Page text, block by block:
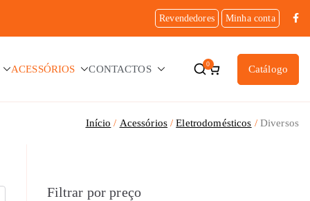
Revendedores Minha conta
ACESSÓRIOS CONTACTOS 0 Catálogo
Início Acessórios Eletrodomésticos Diversos
Filtrar por preço